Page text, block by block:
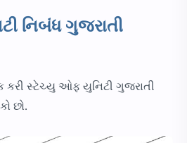
નિબંધ ગુજરાતી
કરી સ્ટેચ્યુ ઓફ યુનિટી ગુજરાતી
છો.